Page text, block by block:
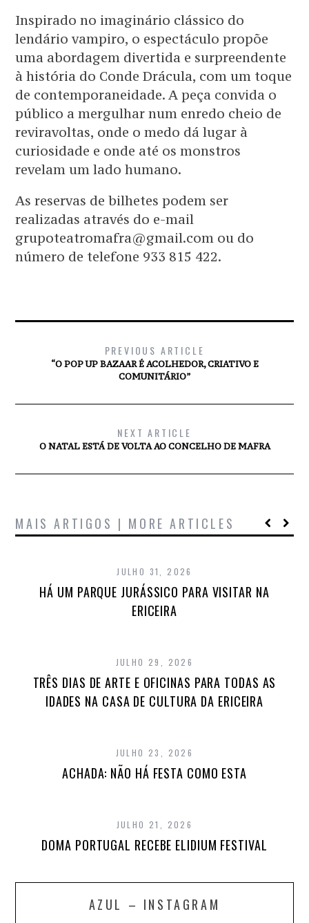
Inspirado no imaginário clássico do
lendário vampiro, o espectáculo propõe
uma abordagem divertida e surpreendente
à história do Conde Drácula, com um toque
de contemporaneidade. A peça convida o
público a mergulhar num enredo cheio de
reviravoltas, onde o medo dá lugar à
curiosidade e onde até os monstros
revelam um lado humano.
As reservas de bilhetes podem ser
realizadas através do e-mail
grupoteatromafra@gmail.com ou do
número de telefone 933 815 422.
PREVIOUS ARTICLE
“O POP UP BAZAAR É ACOLHEDOR, CRIATIVO E
COMUNITÁRIO”
NEXT ARTICLE
O NATAL ESTÁ DE VOLTA AO CONCELHO DE MAFRA
MAIS ARTIGOS | MORE ARTICLES
JULHO 31, 2026
HÁ UM PARQUE JURÁSSICO PARA VISITAR NA
ERICEIRA
JULHO 29, 2026
TRÊS DIAS DE ARTE E OFICINAS PARA TODAS AS
IDADES NA CASA DE CULTURA DA ERICEIRA
JULHO 23, 2026
ACHADA: NÃO HÁ FESTA COMO ESTA
JULHO 21, 2026
DOMA PORTUGAL RECEBE ELIDIUM FESTIVAL
AZUL – INSTAGRAM